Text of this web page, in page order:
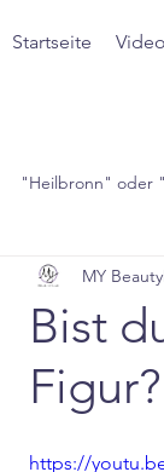
Startseite
"Heilbronn" oder
Bist
MY
https://